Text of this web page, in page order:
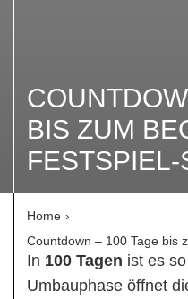
BIS ZUM
FESTSPIEL-
Home
Countdown – 100 Tage bis
In 100 Tagen ist es
Umbauphase öffnet